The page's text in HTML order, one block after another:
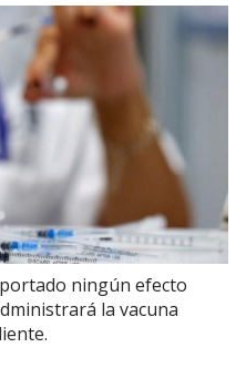
ningún efecto
la vacuna